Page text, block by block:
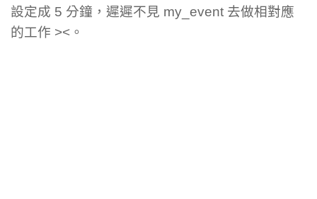
設定成 5 分鐘，遲遲不見 my_event 去做相對應
的工作 ><。